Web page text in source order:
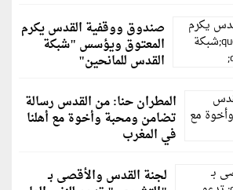
صندوق ووقفية القدس يكرم
المعتوق ويؤسس "شبكة
القدس للمانحين"
المطران حنا: من القدس رسالة
تضامن ومحبة وأخوة مع أهلنا
في المغرب
لجنة القدس والأقصى بـ